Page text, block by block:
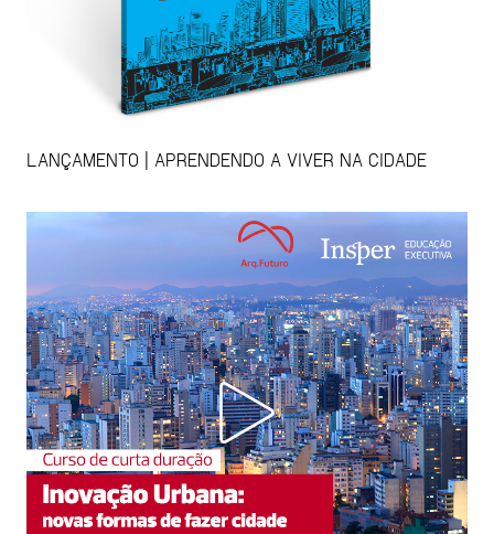
LANÇAMENTO | APRENDENDO A VIVER NA CIDADE